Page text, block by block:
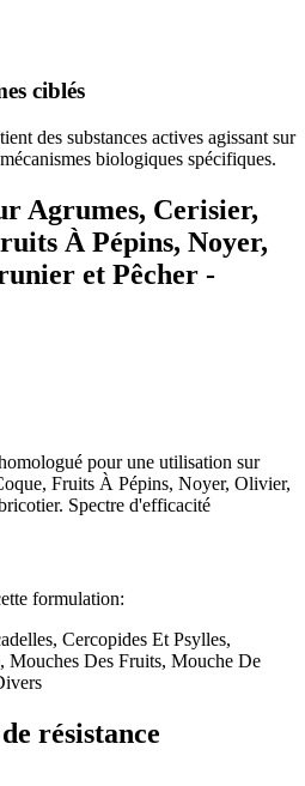
ciblés
des substances actives agissant sur
biologiques spécifiques.
Agrumes, Cerisier,
À Pépins, Noyer,
et Pêcher -
pour une utilisation sur
Fruits À Pépins, Noyer, Olivier,
Spectre d'efficacité
formulation:
Cercopides Et Psylles,
Mouches Des Fruits, Mouche De
résistance